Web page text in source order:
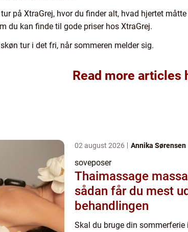
på XtraGrej, hvor du finder alt, hvad hjertet
du kan finde til gode priser hos XtraGrej.
tur i det fri, når sommeren melder sig.
Read more articles
02 august 2026 Annika Sørensen
soveposer
Thaimassage
sådan får du mest
behandlingen
Skal du bruge din sommerferie